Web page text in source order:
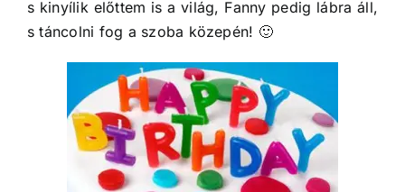
s kinyílik előttem is a világ, Fanny pedig lábra áll,
s táncolni fog a szoba közepén! 🙂